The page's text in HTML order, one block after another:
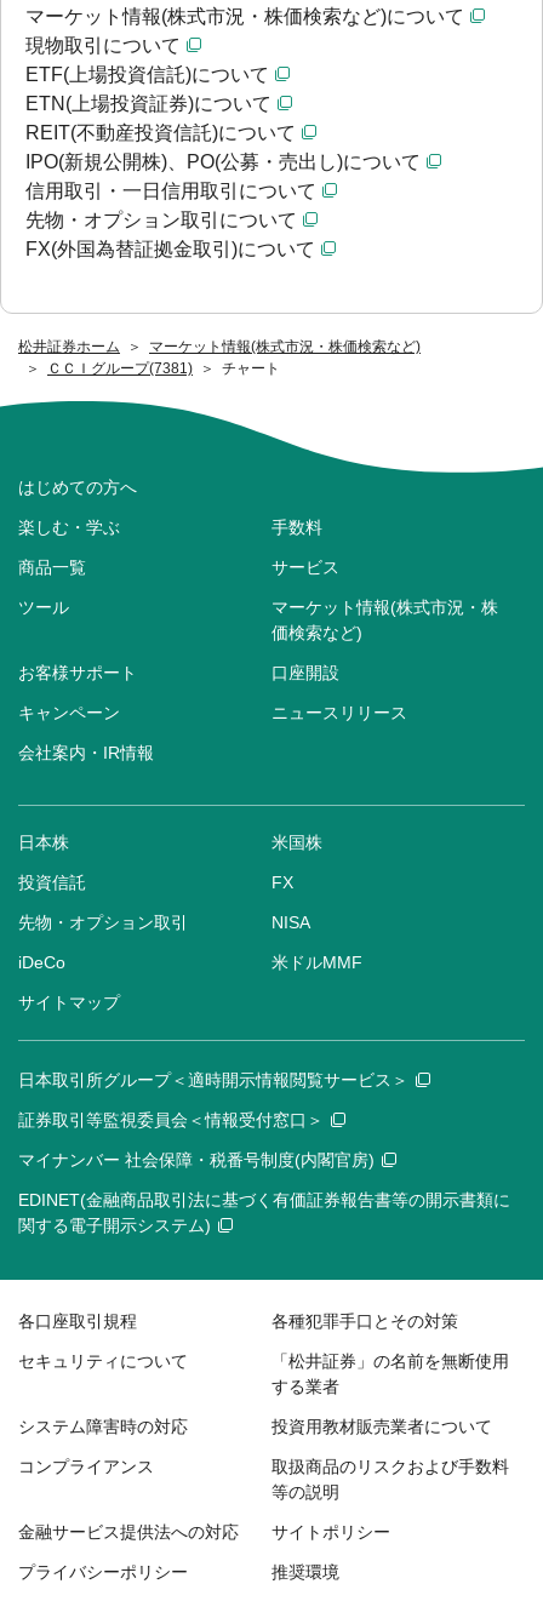
松井証券ホーム
マーケット情報(株式市況・株価検索など)
ＣＣＩグループ(7381)
チャート
マーケット情報(株式市況・株価検索など)について
現物取引について
ETF(上場投資信託)について
ETN(上場投資証券)について
REIT(不動産投資信託)について
IPO(新規公開株)、PO(公募・売出し)について
信用取引・一日信用取引について
先物・オプション取引について
FX(外国為替証拠金取引)について
はじめての方へ
楽しむ・学ぶ 手数料
商品一覧 サービス
ツール
マーケット情報(株式市況・株
価検索など)
お客様サポート 口座開設
キャンペーン ニュースリリース
会社案内・IR情報
日本株 米国株
投資信託 FX
先物・オプション取引 NISA
iDeCo 米ドルMMF
サイトマップ
日本取引所グループ＜適時開示情報閲覧サービス＞
証券取引等監視委員会＜情報受付窓口＞
マイナンバー 社会保障・税番号制度(内閣官房)
EDINET(金融商品取引法に基づく有価証券報告書等の開示書類に
関する電子開示システム)
各口座取引規程 各種犯罪手口とその対策
セキュリティについて
「松井証券」の名前を無断使用
する業者
システム障害時の対応 投資用教材販売業者について
コンプライアンス
取扱商品のリスクおよび手数料
等の説明
金融サービス提供法への対応 サイトポリシー
プライバシーポリシー 推奨環境